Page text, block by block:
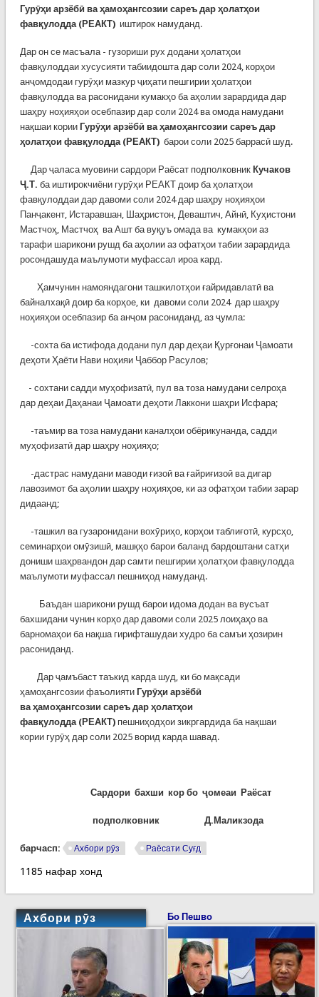
Гурӯҳи арзёбӣ ва ҳамоҳангсозии сареъ дар ҳолатҳои
фавқулодда (РЕАКТ)иштирок намуданд.
Дар он се масъала - гузориши рух додани ҳолатҳои
фавқулоддаи хусусияти табиидошта дар соли 2024, корҳои
анҷомдодаи гурӯҳи мазкур ҷиҳати пешгирии ҳолатҳои
фавқулодда ва расонидани кумакҳо ба аҳолии зарардида дар
шаҳру ноҳияҳои осебпазир дар соли 2024 ва омода намудани
нақшаи кории Гурӯҳи арзёбӣ ва ҳамоҳангсозии сареъ дар
ҳолатҳои фавқулодда (РЕАКТ) барои соли 2025 баррасӣ шуд.
Дар ҷаласа муовини сардори Раёсат подполковник Кучаков
Ҷ.Т. ба иштирокчиёни гурӯҳи РЕАКТ доир ба ҳолатҳои
фавқулоддаи дар давоми соли 2024 дар шаҳру ноҳияҳои
Панҷакент, Истаравшан, Шаҳристон, Деваштич, Айнӣ, Куҳистони
Мастчоҳ, Мастчоҳ ва Ашт ба вуқуъ омада ва кумакҳои аз
тарафи шарикони рушд ба аҳолии аз офатҳои табии зарардида
росондашуда маълумоти муфассал ироа кард.
Ҳамчунин намояндагони ташкилотҳои ғайридавлатӣ ва
байналхақӣ доир ба корҳое, ки давоми соли 2024 дар шаҳру
ноҳияҳои осебпазир ба анҷом расониданд, аз ҷумла:
-сохта ба истифода додани пул дар деҳаи Қурғонаи Ҷамоати
деҳоти Ҳаёти Нави ноҳияи Ҷаббор Расулов;
- сохтани садди муҳофизатӣ, пул ва тоза намудани селроҳа
дар деҳаи Даҳанаи Ҷамоати деҳоти Лаккони шаҳри Исфара;
-таъмир ва тоза намудани каналҳои обёрикунанда, садди
муҳофизатӣ дар шаҳру ноҳияҳо;
-дастрас намудани маводи ғизоӣ ва ғайриғизоӣ ва дигар
лавозимот ба аҳолии шаҳру ноҳияҳое, ки аз офатҳои табии зарар
дидаанд;
-ташкил ва гузаронидани вохӯриҳо, корҳои таблиғотӣ, курсҳо,
семинарҳои омӯзишӣ, машқҳо барои баланд бардоштани сатҳи
дониши шаҳрвандон дар самти пешгирии ҳолатҳои фавқулодда
маълумоти муфассал пешниҳод намуданд.
Баъдан шарикони рушд барои идома додан ва вусъат
бахшидани чунин корҳо дар давоми соли 2025 лоиҳаҳо ва
барномаҳои ба нақша гирифташудаи худро ба самъи ҳозирин
расониданд.
Дар ҷамъбаст таъкид карда шуд, ки бо мақсади
ҳамоҳангсозии фаъолияти Гурӯҳи арзёбӣ
ва ҳамоҳангсозии сареъ дар ҳолатҳои
фавқулодда (РЕАКТ) пешниҳодҳои зикргардида ба нақшаи
кории гурӯҳ дар соли 2025 ворид карда шавад.
Сардори бахши кор бо ҷомеаи Раёсат
подполковник Д.Маликзода
барчасп: Ахбори рӯз Раёсати Суғд
1185 нафар хонд
Ахбори рӯз Бо Пешво